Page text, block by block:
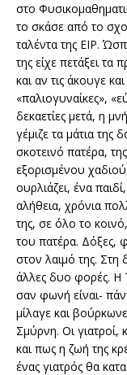
στο
το σκάσε από το
ταλέντα της ΕΙΡ.
της είχε πετάξει τα
και αν τις άκουγε
«παλιογυναίκες»,
δεκαετίες μετά, η
γέμιζε τα μάτια της
σκοτεινό πατέρα,
εξορισμένου
ουρλιάζει, ένα
αλήθεια, χρόνια
της, σε όλο το
του πατέρα. Δόξες,
στον λαιμό της. Στη
άλλες δυο φορές. Η
σαν φωνή είναι-
μίλαγε και
Σμύρνη. Οι γιατροί,
και πως η ζωή της
ένας γιατρός θα